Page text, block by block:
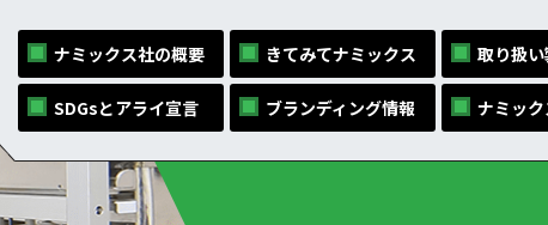
ナミックス社の概要 きてみてナミックス 取り扱
SDGsとアライ宣言 ブランディング情報 ナミッ